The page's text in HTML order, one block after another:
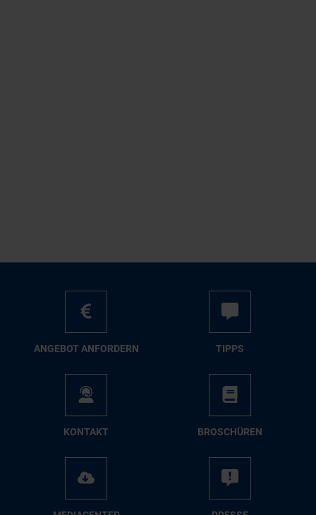
AN­GE­BOT AN­FOR­DERN TIPPS
KON­TAKT BRO­SCHÜ­REN